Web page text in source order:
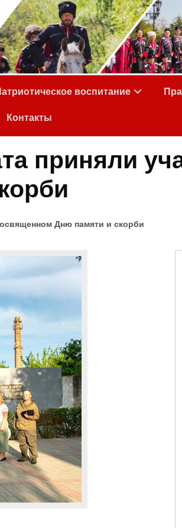
воспитание
Контакты
приняли
Дню памяти и скорби